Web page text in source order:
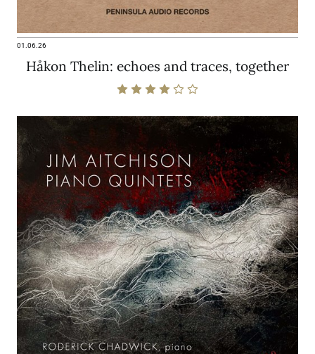
01.06.26
Håkon Thelin: echoes and traces, together